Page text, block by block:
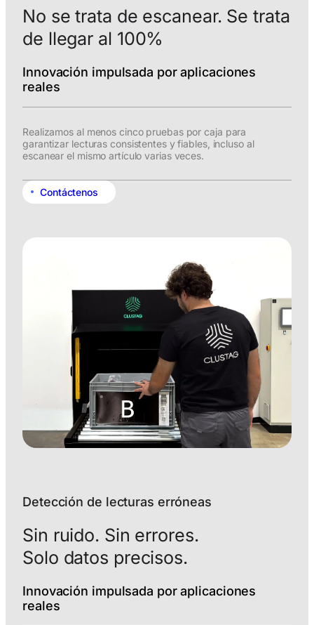
No se trata de escanear. Se trata
de llegar al 100%
Innovación impulsada por aplicaciones
reales
Realizamos al menos cinco pruebas por caja para
garantizar lecturas consistentes y fiables, incluso al
escanear el mismo artículo varias veces.
Contáctenos
Detección de lecturas erróneas
Sin ruido. Sin errores.
Solo datos precisos.
Innovación impulsada por aplicaciones
reales